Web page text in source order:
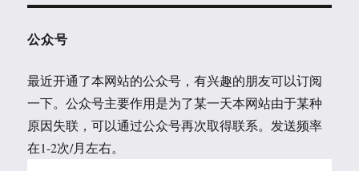
公众号
最近开通了本网站的公众号，有兴趣的朋友可以订阅
一下。公众号主要作用是为了某一天本网站由于某种
原因失联，可以通过公众号再次取得联系。发送频率
在1-2次/月左右。